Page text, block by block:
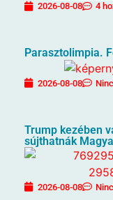
2026-08-08 4
Parasztolimpia.
2026-08-08
Trump kezében
sújthatnák
2026-08-08